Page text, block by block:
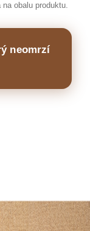
obalu produktu.
neomrzí